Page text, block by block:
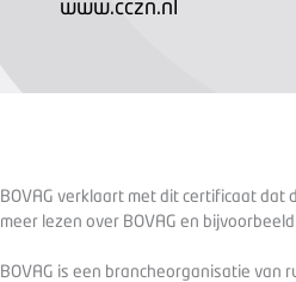
www.cczn.nl
BOVAG verklaart met dit certificaat dat
meer lezen over BOVAG en
BOVAG is een brancheorganisatie van